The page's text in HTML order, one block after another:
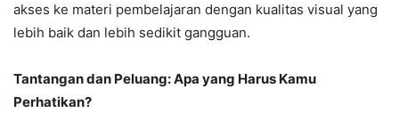
akses ke materi pembelajaran dengan kualitas visual yang
lebih baik dan lebih sedikit gangguan.
Tantangan dan Peluang: Apa yang Harus Kamu
Perhatikan?